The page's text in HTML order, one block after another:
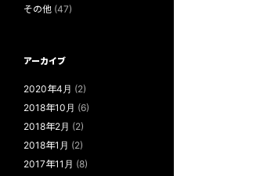
その他 (47)
アーカイブ
2020年4月 (2)
2018年10月 (6)
2018年2月 (2)
2018年1月 (2)
2017年11月 (8)